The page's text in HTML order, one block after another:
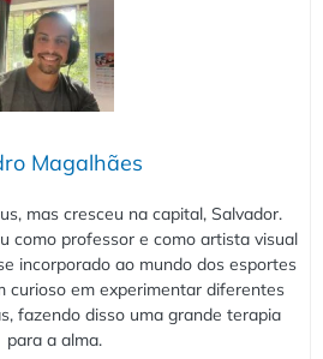
Magalhães
mas cresceu na capital, Salvador.
como professor e como artista visual
incorporado ao mundo dos esportes
curioso em experimentar diferentes
fazendo disso uma grande terapia
para a alma.